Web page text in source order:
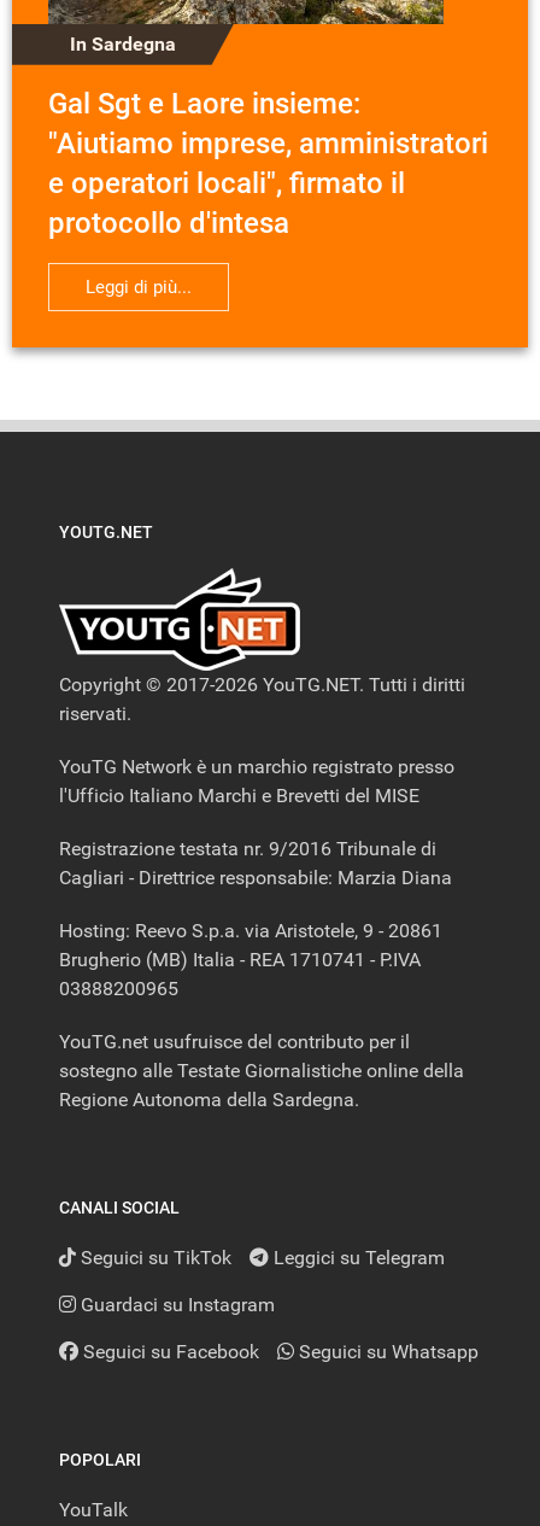
In Sardegna
Gal Sgt e Laore insieme:
"Aiutiamo imprese, amministratori
e operatori locali", firmato il
protocollo d'intesa
Leggi di più...
YOUTG.NET
Copyright © 2017-2026 YouTG.NET. Tutti i diritti
riservati.
YouTG Network è un marchio registrato presso
l'Ufficio Italiano Marchi e Brevetti del MISE
Registrazione testata nr. 9/2016 Tribunale di
Cagliari - Direttrice responsabile: Marzia Diana
Hosting: Reevo S.p.a. via Aristotele, 9 - 20861
Brugherio (MB) Italia - REA 1710741 - P.IVA
03888200965
YouTG.net usufruisce del contributo per il
sostegno alle Testate Giornalistiche online della
Regione Autonoma della Sardegna.
CANALI SOCIAL
Seguici su TikTok Leggici su Telegram
Guardaci su Instagram
Seguici su Facebook Seguici su Whatsapp
POPOLARI
YouTalk